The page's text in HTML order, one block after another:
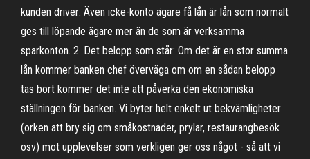
kunden driver: Även icke-konto ägare få lån är lån som normalt
ges till löpande ägare mer än de som är verksamma
sparkonton. 2. Det belopp som står: Om det är en stor summa
lån kommer banken chef överväga om om en sådan belopp
tas bort kommer det inte att påverka den ekonomiska
ställningen för banken. Vi byter helt enkelt ut bekvämligheter
(orken att bry sig om småkostnader, prylar, restaurangbesök
osv) mot upplevelser som verkligen ger oss något - så att vi